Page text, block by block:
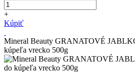
+
Kúpiť
Mineral Beauty GRANATOVÉ
kúpeľa vrecko 500g